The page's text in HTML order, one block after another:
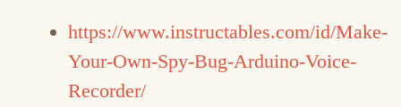
https://www.instructables.com/id/Make-
Your-Own-Spy-Bug-Arduino-Voice-
Recorder/